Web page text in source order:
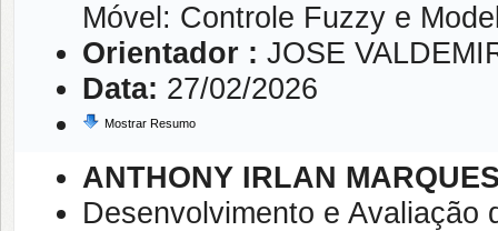
Móvel: Controle Fuzzy e
Orientador : JOSE
Data: 27/02/2026
Mostrar Resumo
ANTHONY IRLAN
Desenvolvimento e Avaliação